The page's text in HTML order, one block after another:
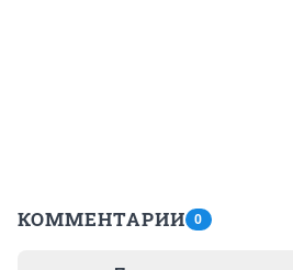
КОММЕНТАРИИ 0